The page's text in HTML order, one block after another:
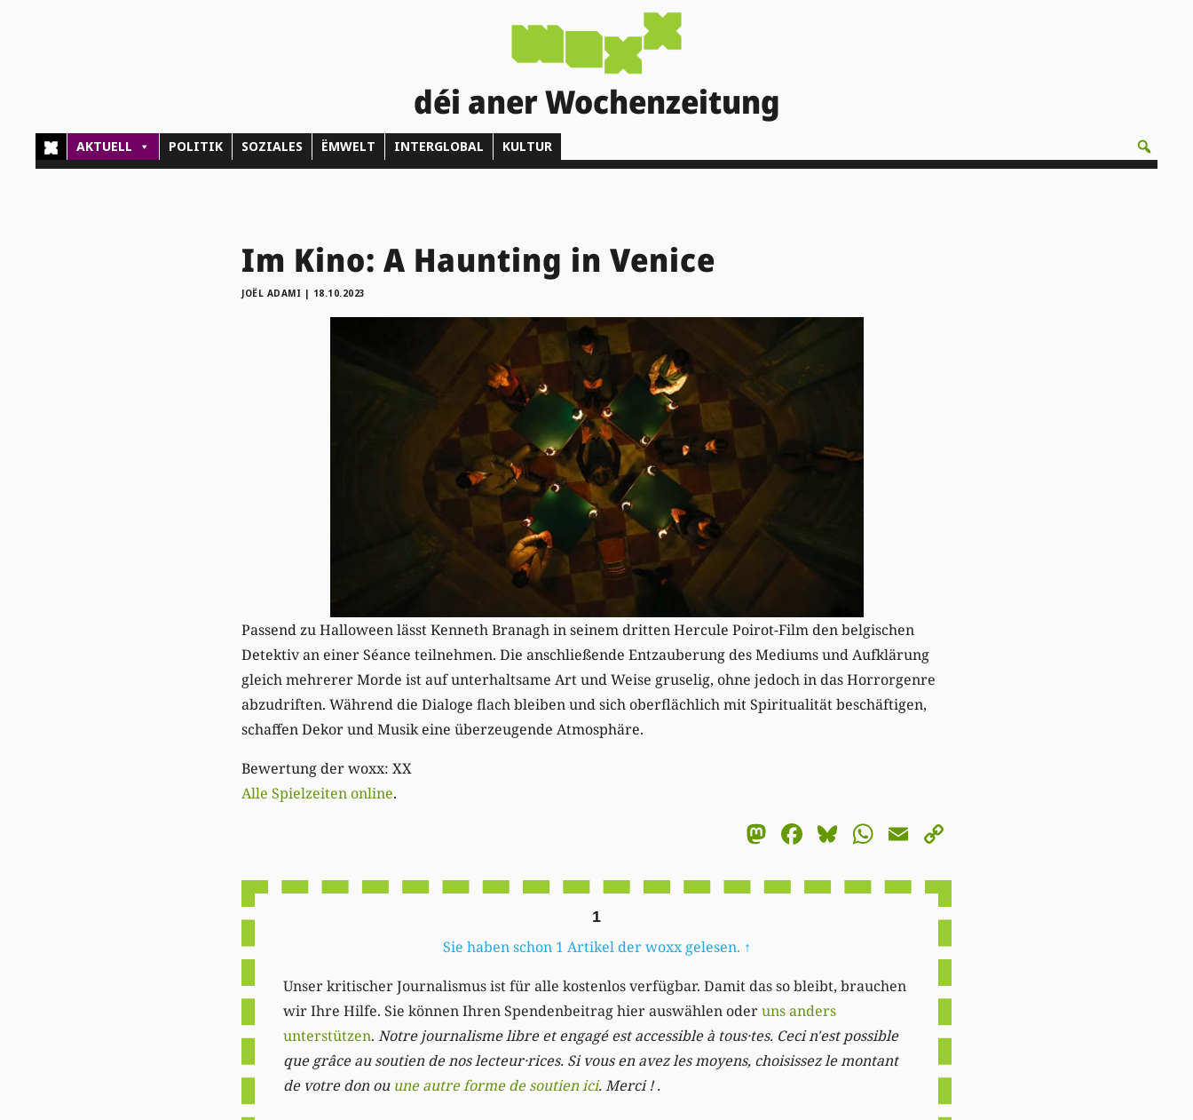
déi aner Wochenzeitung
AKTUELL POLITIK SOZIALES ËMWELT INTERGLOBAL KULTUR
Im Kino: A Haunting in Venice
JOËL ADAMI | 18.10.2023
Passend zu Halloween lässt Kenneth Branagh in seinem dritten Hercule Poirot-Film den belgischen
Detektiv an einer Séance teilnehmen. Die anschließende Entzauberung des Mediums und Aufklärung
gleich mehrerer Morde ist auf unterhaltsame Art und Weise gruselig, ohne jedoch in das Horrorgenre
abzudriften. Während die Dialoge flach bleiben und sich oberflächlich mit Spiritualität beschäftigen,
schaffen Dekor und Musik eine überzeugende Atmosphäre.
Bewertung der woxx: XX
Alle Spielzeiten online.
Mastodon
Facebook
Bluesky
WhatsApp
Email
1
Sie haben schon 1 Artikel der woxx gelesen. ↑
Unser kritischer Journalismus ist für alle kostenlos verfügbar. Damit das so bleibt, brauchen
wir Ihre Hilfe. Sie können Ihren Spendenbeitrag hier auswählen oderuns anders
unterstützen. Notre journalisme libre et engagé est accessible à tous·tes. Ceci n'est possible
que grâce au soutien de nos lecteur·rices. Si vous en avez les moyens, choisissez le montant
de votre don ou une autre forme de soutien ici. Merci ! .